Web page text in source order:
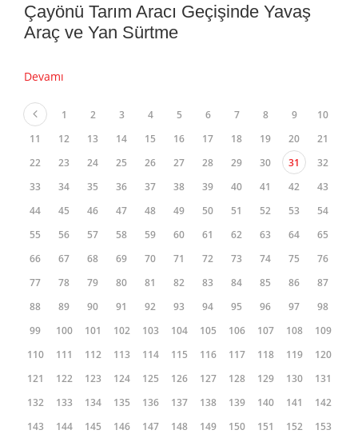
Çayönü Tarım Aracı Geçişinde Yavaş
Araç ve Yan Sürtme
Devamı
1 2 3 4 5 6 7 8 9
10
11
12 13 14 15 16 17 18 19 20
21
22
23 24 25 26 27 28 29 30 31
32
33
34 35 36 37 38 39 40 41 42
43
44
45 46 47 48 49 50 51 52 53
54
55
56 57 58 59 60 61 62 63 64
65
66
67 68 69 70 71 72 73 74 75
76
77
78 79 80 81 82 83 84 85 86
87
88
89 90 91 92 93 94 95 96 97
98
99
100 101 102 103 104 105 106 107 108
109
110
111 112 113 114 115 116 117 118 119
120
121
122 123 124 125 126 127 128 129 130
131
132
133 134 135 136 137 138 139 140 141
142
143
144 145 146 147 148 149 150 151 152
153